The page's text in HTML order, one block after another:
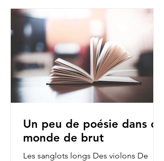
Un peu de poésie dans ce
monde de brut
Les sanglots longs Des violons De